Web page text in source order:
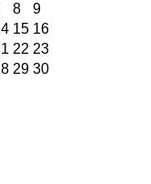
8
9
15 16
22 23
29 30